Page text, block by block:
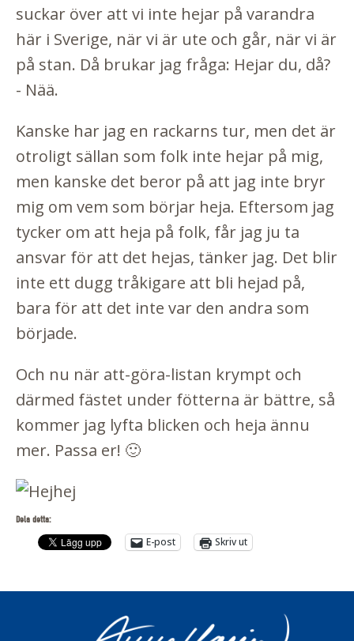
suckar över att vi inte hejar på varandra
här i Sverige, när vi är ute och går, när vi är
på stan. Då brukar jag fråga: Hejar du, då?
- Nää.
Kanske har jag en rackarns tur, men det är
otroligt sällan som folk inte hejar på mig,
men kanske det beror på att jag inte bryr
mig om vem som börjar heja. Eftersom jag
tycker om att heja på folk, får jag ju ta
ansvar för att det hejas, tänker jag. Det blir
inte ett dugg tråkigare att bli hejad på,
bara för att det inte var den andra som
började.
Och nu när att-göra-listan krympt och
därmed fästet under fötterna är bättre, så
kommer jag lyfta blicken och heja ännu
mer. Passa er! 🙂
Dela detta:
E-post Skriv ut